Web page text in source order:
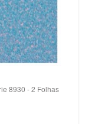
8930 - 2 Folhas